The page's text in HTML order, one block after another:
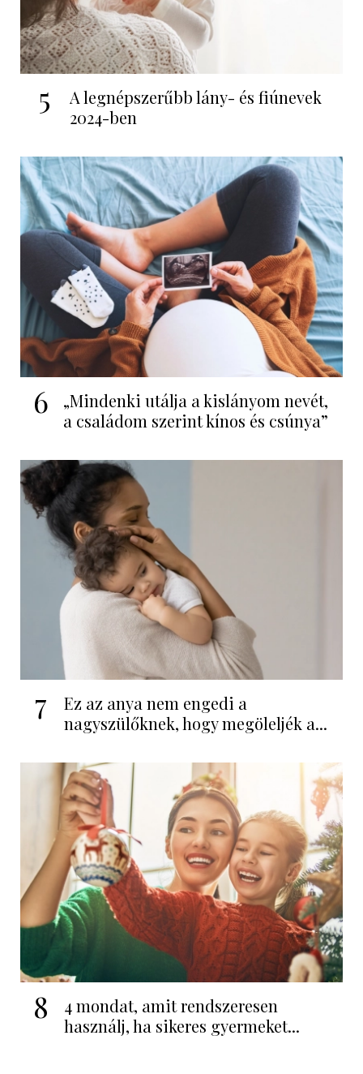
5
A legnépszerűbb lány- és fiúnevek
2024-ben
6
„Mindenki utálja a kislányom nevét,
a családom szerint kínos és csúnya”
7
Ez az anya nem engedi a
nagyszülőknek, hogy megöleljék a...
8
4 mondat, amit rendszeresen
használj, ha sikeres gyermeket...